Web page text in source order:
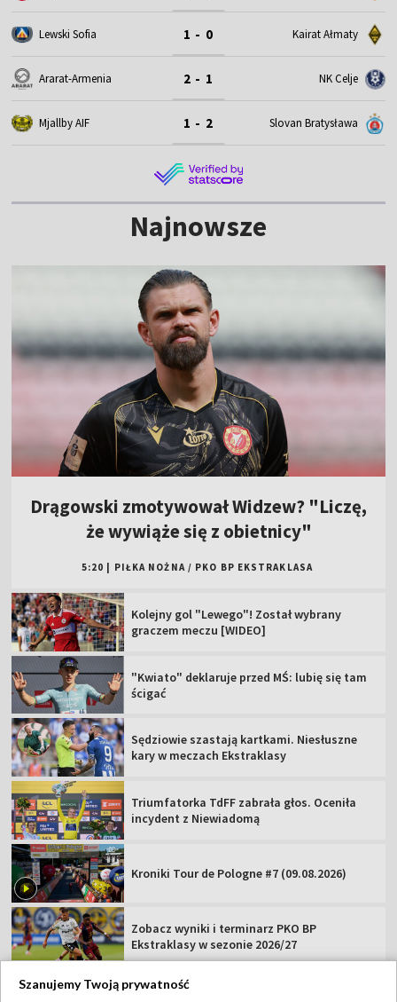
Lewski Sofia 1 - 0 Kairat Ałmaty
Ararat-Armenia 2 - 1 NK Celje
Mjallby AIF 1 - 2 Slovan Bratysława
Najnowsze
Drągowski zmotywował Widzew? "Liczę,
że wywiąże się z obietnicy"
5:20 | PIŁKA NOŻNA / PKO BP EKSTRAKLASA
Kolejny gol "Lewego"! Został wybrany
graczem meczu [WIDEO]
"Kwiato" deklaruje przed MŚ: lubię się tam
ścigać
Sędziowie szastają kartkami. Niesłuszne
kary w meczach Ekstraklasy
Triumfatorka TdFF zabrała głos. Oceniła
incydent z Niewiadomą
Kroniki Tour de Pologne #7 (09.08.2026)
Zobacz wyniki i terminarz PKO BP
Ekstraklasy w sezonie 2026/27
Szanujemy Twoją prywatność